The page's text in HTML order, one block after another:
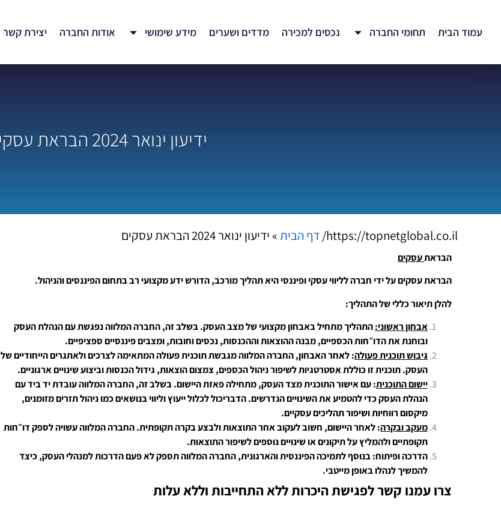
עמוד הבית תחומי החברה נכסים למכירה מדדים ושערים מידע שימושי אודות החברה יצירת קשר
ידיעון ינואר 2024 הבראת עסקים
https://topnetglobal.co.il/ דף הבית» ידיעון ינואר 2024 הבראת עסקים
הבראתעסקים
הבראת עסקים על ידי חברה לליווי עסקי ופיננסי היא תהליך מורכב, הדורש ידע מקצועי רב בתחום הפיננסים והניהול.
להלן תיאור כללי של התהליך:
אבחון ראשוני:התהליך מתחיל באבחון מקצועי של מצב העסק. בשלב זה, החברה המלווה נפגשת עם הנהלת העסק
ובוחנת את הדו״חות הכספיים, מבנה ההוצאות וההכנסות, נכסים וחובות, ומצבים פיננסיים ספציפיים.
גיבוש תוכנית פעולה: לאחר האבחון, החברה המלווה מגבשת תוכנית פעולה המתאימה לצרכים ולאתגרים הייחודיים של
העסק. תוכנית זו כוללת אסטרטגיות לשיפור ניהול הכספים, צמצום הוצאות, גידול הכנסות וביצוע שינויים ארגוניים.
יישום התוכנית: עם אישור התוכנית מצד העסק, מתחילה פאזת היישום. בשלב זה, החברה המלווה עובדת יד ביד עם
הנהלת העסק כדי להטמיע את השינויים הנדרשים. הדבריכול לכלול ייעוץ וליווי בנושאים כמו ניהול תזרים מזומנים,
מיקסום רווחיות ושיפור תהליכים עסקיים.
מעקב ובקרה: לאחר היישום, חשוב לעקוב אחר התוצאות ולבצע בקרה תקופתית. החברה המלווה עשויה לספק דו״חות
תקופתיים ולהמליץ על תיקונים או שינויים נוספים לשיפור התוצאות.
הדרכה ופיתוח: בנוסף לתמיכה הפיננסית והארגונית, החברה המלווה תספק לא פעם הדרכות למנהלי העסק, כיצד
להמשיך לנהלו באופן מייטבי.
צרו עמנו קשר לפגישת היכרות ללא התחייבות וללא עלות